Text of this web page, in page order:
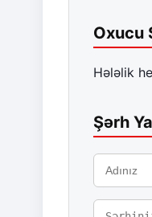
Oxucu
Hələlik
Şərh